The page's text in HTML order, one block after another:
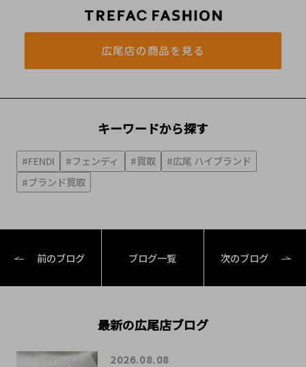
広尾店の商品を見る
キーワードから探す
#FENDI #フェンディ #買取
#広尾 ハイブランド
#ブランド買取
前のブログ ブログ一覧 次のブログ
最新の広尾店ブログ
2026.08.08